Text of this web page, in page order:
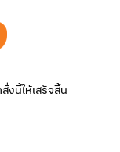
งนี้ให้เสร็จสิ้น